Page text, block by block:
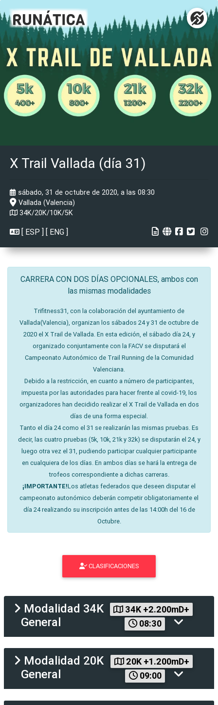
X Trail Vallada (día 31)
sábado, 31 de octubre de 2020, a las 08:30
Vallada (Valencia)
34K/20K/10K/5K
[ ESP ] [ ENG ]
CARRERA CON DOS DÍAS OPCIONALES, ambos con
las mismas modalidades
Trifitness31, con la colaboración del ayuntamiento de
Vallada(Valencia), organizan los sábados 24 y 31 de octubre de
2020 el X Trail de Vallada. En esta edición, el sábado día 24, y
organizado conjuntamente con la FACV se disputará el
Campeonato Autonómico de Trail Running de la Comunidad
Valenciana.
Debido a la restricción, en cuanto a número de participantes,
impuesta por las autoridades para hacer frente al covid-19, los
organizadores han decidido realizar el X Trail de Vallada en dos
días de una forma especial.
Tanto el día 24 como el 31 se realizarán las mismas pruebas. Es
decir, las cuatro pruebas (5k, 10k, 21k y 32k) se disputarán el 24, y
luego otra vez el 31, pudiendo participar cualquier participante
en cualquiera de los días. En ambos días se hará la entrega de
trofeos correspondiente a dichas carreras.
¡IMPORTANTE!Los atletas federados que deseen disputar el
campeonato autonómico deberán competir obligatoriamente el
día 24 realizando su inscripción antes de las 14:00h del 16 de
Octubre.
CLASIFICACIONES
Modalidad 34K
General
34K +2.200mD+
08:30
Modalidad 20K
General
20K +1.200mD+
09:00